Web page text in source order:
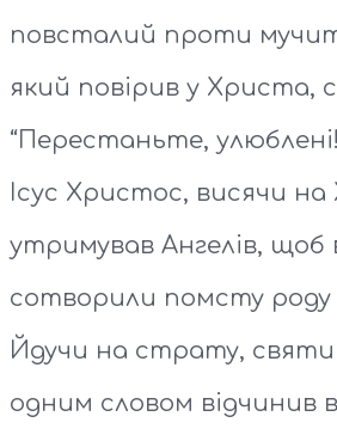
повсталий проти
який повірив у Христа,
“Перестаньте,
Ісус Христос, висячи на
утримував Ангелів, щоб
сотворили помсту роду
Йдучи на страту,
одним словом відчинив